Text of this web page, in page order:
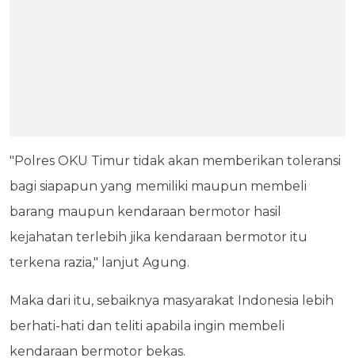
"Polres OKU Timur tidak akan memberikan toleransi
bagi siapapun yang memiliki maupun membeli
barang maupun kendaraan bermotor hasil
kejahatan terlebih jika kendaraan bermotor itu
terkena razia," lanjut Agung.
Maka dari itu, sebaiknya masyarakat Indonesia lebih
berhati-hati dan teliti apabila ingin membeli
kendaraan bermotor bekas.